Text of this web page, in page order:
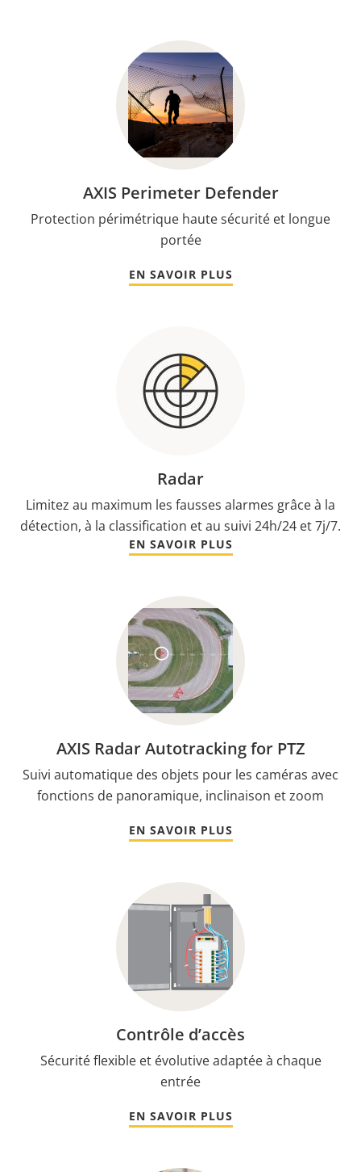
AXIS Perimeter Defender
Protection périmétrique haute sécurité et longue
portée
EN SAVOIR PLUS
Radar
Limitez au maximum les fausses alarmes grâce à la
détection, à la classification et au suivi 24h/24 et 7j/7.
EN SAVOIR PLUS
AXIS Radar Autotracking for PTZ
Suivi automatique des objets pour les caméras avec
fonctions de panoramique, inclinaison et zoom
EN SAVOIR PLUS
Contrôle d’accès
Sécurité flexible et évolutive adaptée à chaque
entrée
EN SAVOIR PLUS